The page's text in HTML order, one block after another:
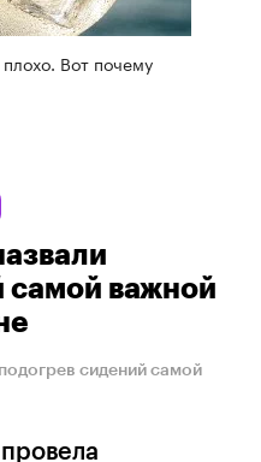
Вот почему
самой важной
сидений самой